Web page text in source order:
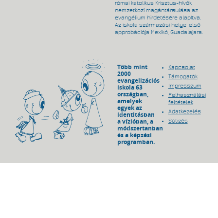
római katolikus Krisztus-hívők
nemzetközi magántársulása az
evangélium hirdetésére alapítva.
Az iskola származási helye, első
approbációja Mexikó, Guadalajara.
Több mint
2000
evangelizációs
iskola 63
országban,
amelyek
egyek az
identitásban
a vízióban, a
módszertanban
és a képzési
programban.
Kapcsolat
Támogatók
Impresszum
Felhasználási
feltételek
Adatkezelés
Sütizés